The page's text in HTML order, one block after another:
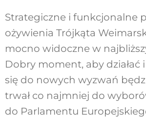
Strategiczne i funkcjonalne
ożywienia Trójkąta
mocno widoczne w
Dobry moment, aby działać
się do nowych wyzwań
trwał co najmniej do
do Parlamentu